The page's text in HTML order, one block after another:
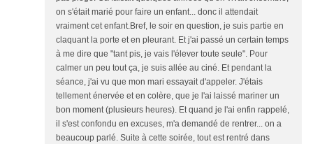
on s'était marié pour faire un enfant... donc il attendait
vraiment cet enfant.Bref, le soir en question, je suis partie en
claquant la porte et en pleurant. Et j'ai passé un certain temps
à me dire que "tant pis, je vais l'élever toute seule". Pour
calmer un peu tout ça, je suis allée au ciné. Et pendant la
séance, j'ai vu que mon mari essayait d'appeler. J'étais
tellement énervée et en colère, que je l'ai laissé mariner un
bon moment (plusieurs heures). Et quand je l'ai enfin rappelé,
il s'est confondu en excuses, m'a demandé de rentrer... on a
beaucoup parlé. Suite à cette soirée, tout est rentré dans